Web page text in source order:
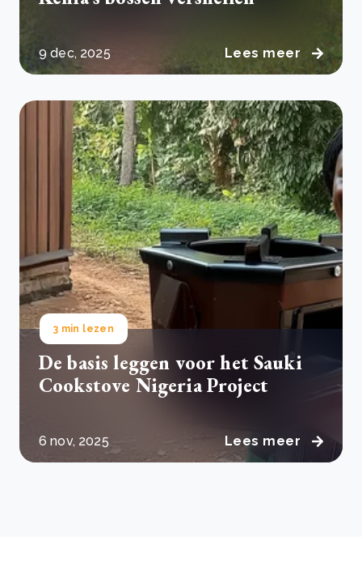
9 dec, 2025 Lees meer
3 min lezen
De basis leggen voor het Sauki
Cookstove Nigeria Project
6 nov, 2025 Lees meer